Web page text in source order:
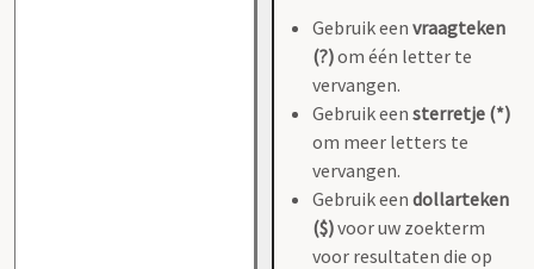
Gebruik een vraagteken
(?)om één letter te
vervangen.
Gebruik een sterretje (*)
om meer letters te
vervangen.
Gebruik een dollarteken
($)voor uw zoekterm
voor resultaten die op